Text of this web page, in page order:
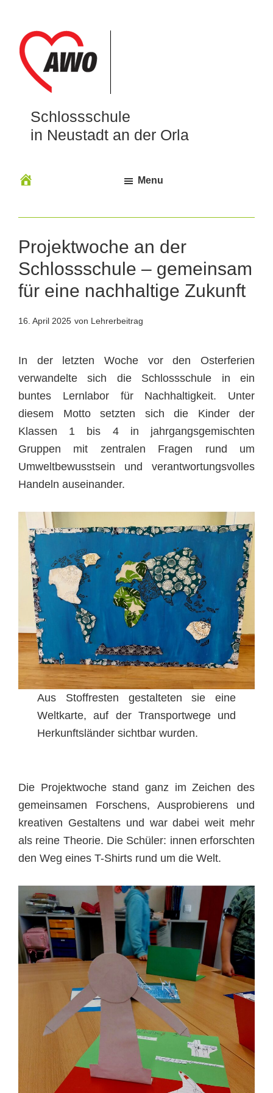
Schlossschule
in Neustadt an der Orla
Menu
Projektwoche an der
Schlossschule – gemeinsam
für eine nachhaltige Zukunft
16. April 2025 von Lehrerbeitrag
In der letzten Woche vor den Osterferien
verwandelte sich die Schlossschule in ein
buntes Lernlabor für Nachhaltigkeit. Unter
diesem Motto setzten sich die Kinder der
Klassen 1 bis 4 in jahrgangsgemischten
Gruppen mit zentralen Fragen rund um
Umweltbewusstsein und verantwortungsvolles
Handeln auseinander.
Aus Stoffresten gestalteten sie eine
Weltkarte, auf der Transportwege und
Herkunftsländer sichtbar wurden.
Die Projektwoche stand ganz im Zeichen des
gemeinsamen Forschens, Ausprobierens und
kreativen Gestaltens und war dabei weit mehr
als reine Theorie. Die Schüler: innen erforschten
den Weg eines T-Shirts rund um die Welt.